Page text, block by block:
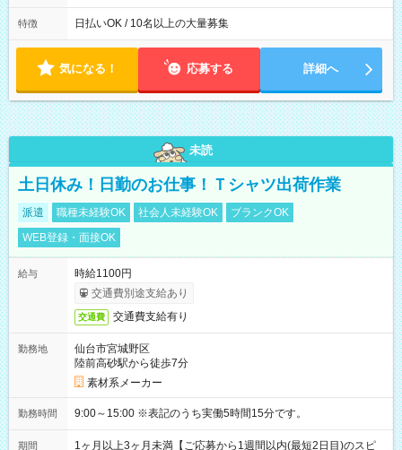
働8時間） ※週5日勤務（場所次第では週4も有り） ※配達状況
によって時間外での勤務可能性有り ※案件により多少の前後あ
特徴 日払いOK / 10名以上の大量募集
気になる！ 応募する 詳細へ
未読
土日休み！日勤のお仕事！Ｔシャツ出荷作業
派遣 職種未経験OK 社会人未経験OK
ブランクOK
WEB登録・面接OK
給与
時給1100円
交通費別途支給あり
交通費 交通費支給有り
勤務地
仙台市宮城野区
陸前高砂駅から徒歩7分
素材系メーカー
勤務時間 9:00～15:00 ※表記のうち実働5時間15分です。
期間 1ヶ月以上3ヶ月未満【ご応募から1週間以内(最短2日目)のスピ